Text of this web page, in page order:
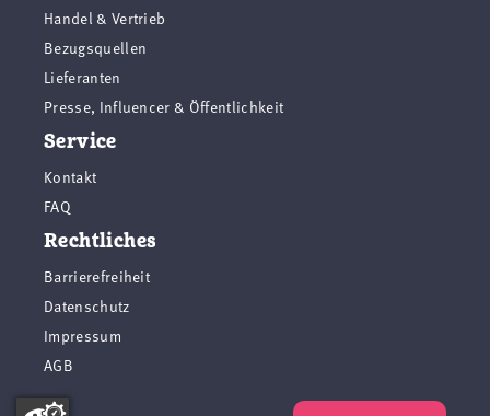
Handel & Vertrieb
Bezugsquellen
Lieferanten
Presse, Influencer & Öffentlichkeit
Service
Kontakt
FAQ
Rechtliches
Barrierefreiheit
Datenschutz
Impressum
AGB